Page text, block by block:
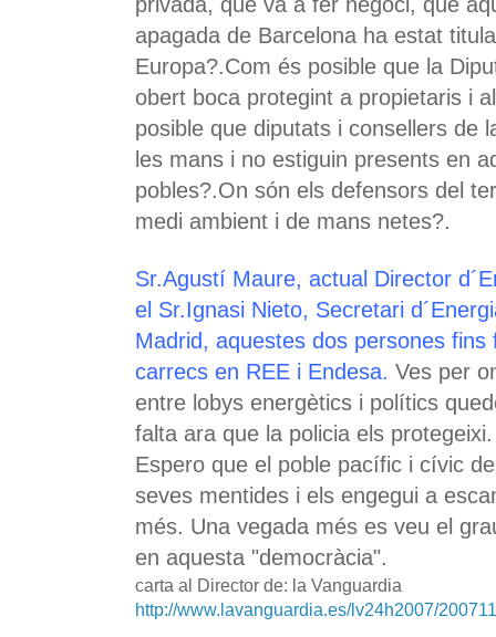
apagada de Barcelona ha estat
Europa?.Com és posible que la
obert boca protegint a propietaris i
posible que diputats i consellers de
les mans i no estiguin presents en
pobles?.On són els defensors del
medi ambient i de mans netes?.
Sr.Agustí Maure, actual Director
el Sr.Ignasi Nieto, Secretari
Madrid, aquestes dos persones fins
carrecs en REE i Endesa. Ves per
entre lobys energètics i polítics
falta ara que la policia els
Espero que el poble pacífic i cívic
seves mentides i els engegui a
més. Una vegada més es veu el
en aquesta "democràcia".
carta al Director de: la Vanguardia
http://www.lavanguardia.es/lv24h2007/